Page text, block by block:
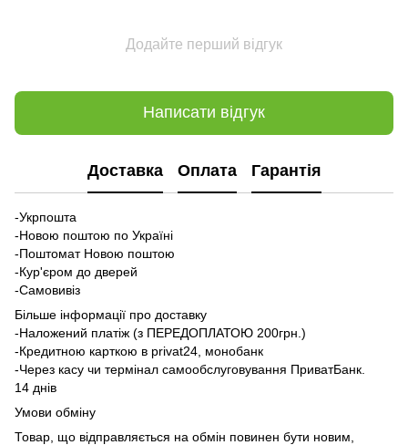
Додайте перший відгук
Написати відгук
Доставка Оплата Гарантія
-Укрпошта
-Новою поштою по Україні
-Поштомат Новою поштою
-Кур'єром до дверей
-Самовивіз
Більше інформації про доставку
-Наложений платіж (з ПЕРЕДОПЛАТОЮ 200грн.)
-Кредитною карткою в privat24, монобанк
-Через касу чи термінал самообслуговування ПриватБанк.
14 днів
Умови обміну
Товар, що відправляється на обмін повинен бути новим,